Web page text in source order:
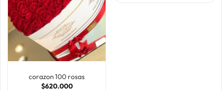
LISTA
DESEOS
corazon 100 rosas
$620.000